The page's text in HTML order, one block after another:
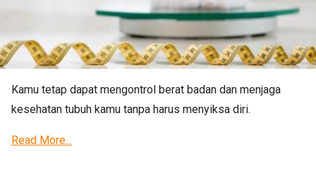
Kamu tetap dapat mengontrol berat badan dan menjaga
kesehatan tubuh kamu tanpa harus menyiksa diri.
Read More...